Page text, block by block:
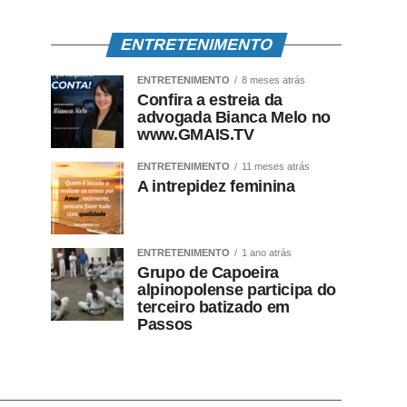
ENTRETENIMENTO
ENTRETENIMENTO 8 meses atrás
Confira a estreia da
advogada Bianca Melo no
www.GMAIS.TV
ENTRETENIMENTO 11 meses atrás
A intrepidez feminina
ENTRETENIMENTO 1 ano atrás
Grupo de Capoeira
alpinopolense participa do
terceiro batizado em
Passos